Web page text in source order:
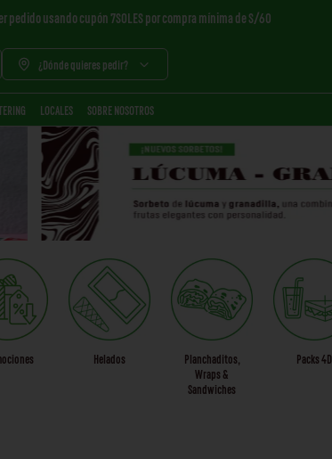
pedido usando cupón 7SOLES por compra mínima de S/60
¿Dónde quieres pedir?
LOCALES SOBRE NOSOTROS
Helados
Planchaditos,
Wraps &
Sandwiches
Packs 4D